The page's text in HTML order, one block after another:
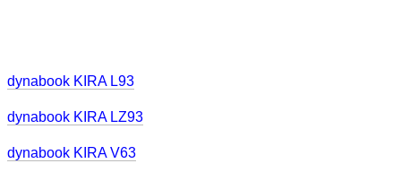
dynabook KIRA L93
dynabook KIRA LZ93
dynabook KIRA V63